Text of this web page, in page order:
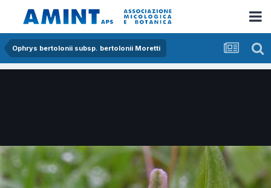
Ophrys bertolonii subsp. bertolonii Moretti